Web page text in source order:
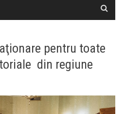
pentru toate
din regiune